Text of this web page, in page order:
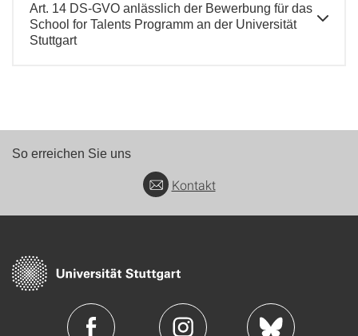
Art. 14 DS-GVO anlässlich der Bewerbung für das
School for Talents Programm an der Universität
Stuttgart
So erreichen Sie uns
Kontakt